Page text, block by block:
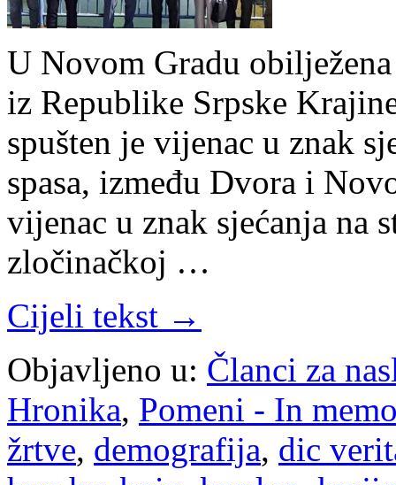
U Novom Gradu
iz Republike Srpske
spušten je vijenac u znak
spasa, između Dvora i
vijenac u znak sjećanja na
zločinačkoj …
Cijeli tekst →
Objavljeno u: Članci za
Hronika, Pomeni - In
žrtve, demografija, dic